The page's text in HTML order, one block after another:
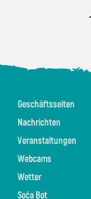
Geschäftsseiten
Nachrichten
Veranstaltungen
Webcams
Wetter
Soča Bot